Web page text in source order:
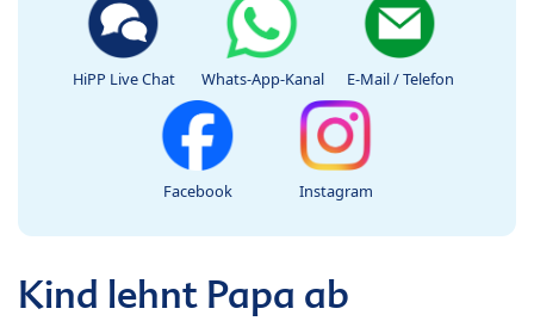
HiPP Live Chat Whats-App-Kanal E-Mail / Telefon
Facebook Instagram
Kind lehnt Papa ab